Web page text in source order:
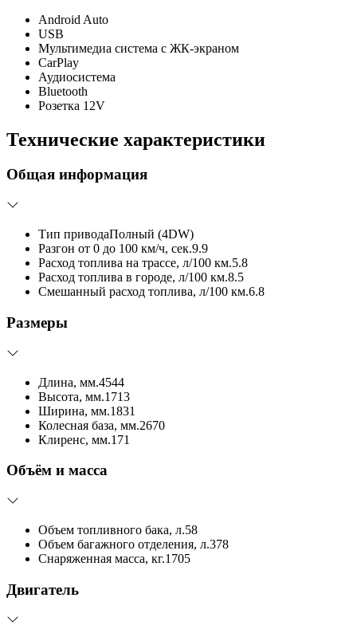
Android Auto
USB
Мультимедиа система с ЖК-экраном
CarPlay
Аудиосистема
Bluetooth
Розетка 12V
Технические характеристики
Общая информация
Тип приводаПолный (4DW)
Разгон от 0 до 100 км/ч, сек.9.9
Расход топлива на трассе, л/100 км.5.8
Расход топлива в городе, л/100 км.8.5
Смешанный расход топлива, л/100 км.6.8
Размеры
Длина, мм.4544
Высота, мм.1713
Ширина, мм.1831
Колесная база, мм.2670
Клиренс, мм.171
Объём и масса
Объем топливного бака, л.58
Объем багажного отделения, л.378
Снаряженная масса, кг.1705
Двигатель